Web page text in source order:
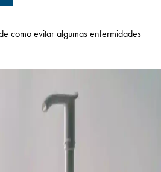
SOLICITE INFORMAÇÕES
como evitar algumas enfermidades